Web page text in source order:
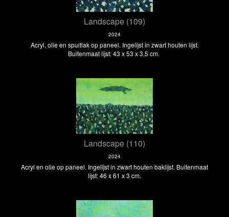
Landscape (109)
2024
Acryl, olie en spuitlak op paneel. Ingelijst in zwart houten lijst.
Buitenmaat lijst: 43 x 53 x 3,5 cm.
Landscape (110)
2024
Acryl en olie op paneel. Ingelijst in zwart houten baklijst. Buitenmaat
lijst: 46 x 61 x 3 cm.